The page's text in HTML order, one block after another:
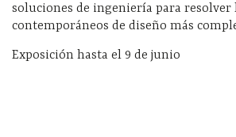
soluciones de ingeniería para resolver
contemporáneos de diseño más
Exposición hasta el 9 de junio